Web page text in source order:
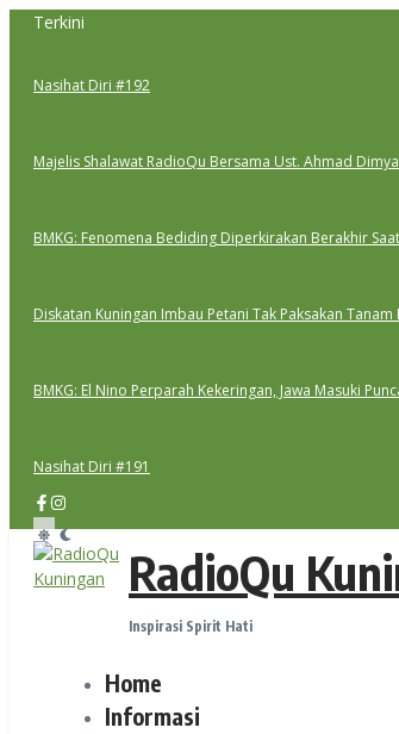
Lewati
Terkini
Nasihat Diri #192
Majelis Shalawat RadioQu Bersama Ust. Ahmad
BMKG: Fenomena Bediding Diperkirakan Berakhir
Diskatan Kuningan Imbau Petani Tak Paksakan Tanam
BMKG: El Nino Perparah Kekeringan, Jawa Masuki
Nasihat Diri #191
RadioQu
Inspirasi Spirit Hati
Home
Informasi